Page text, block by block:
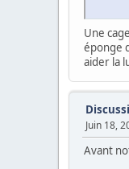
Une
éponge
aider la
Juin 18,
Avant